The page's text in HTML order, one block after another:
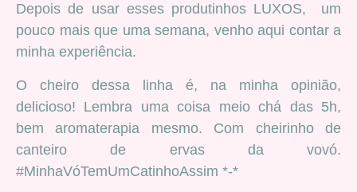
Depois de usar esses produtinhos LUXOS, um
pouco mais que uma semana, venho aqui contar a
minha experiência.
O cheiro dessa linha é, na minha opinião,
delicioso! Lembra uma coisa meio chá das 5h,
bem aromaterapia mesmo. Com cheirinho de
canteiro de ervas da vovó.
#MinhaVóTemUmCatinhoAssim *-*